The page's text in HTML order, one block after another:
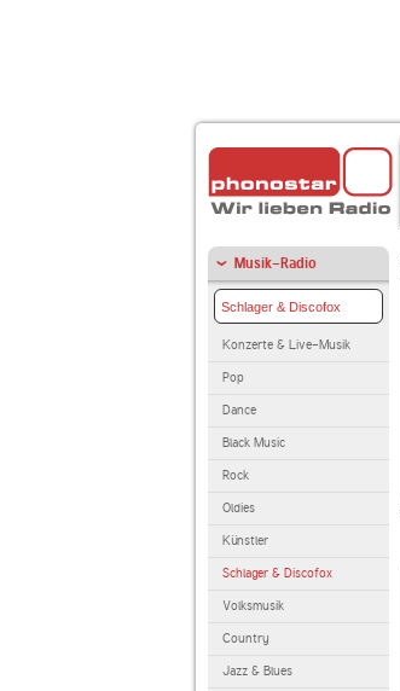
Musik-Radio
Schlager & Discofox
Konzerte & Live-Musik
Pop
Dance
Black Music
Rock
Oldies
Künstler
Schlager & Discofox
Volksmusik
Country
Jazz & Blues